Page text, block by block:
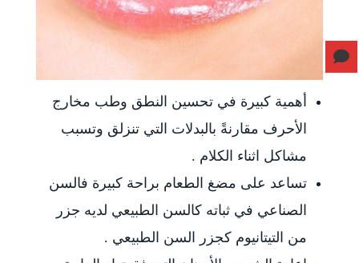
أهمية كبيرة في تحسين النطق وطب مخارج
الأحرف مقارنةً بالبدلات التي تنزلق وتسبب
مشاكل اثناء الكلام .
تساعد على مضغ الطعام براحة كبيرة فالسن
الصناعي في ثباته كالسن الطبيعي لديه جزر
من التيتانيوم كجزر السن الطبيعي .